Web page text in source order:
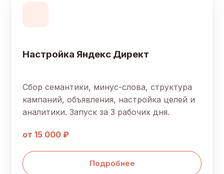
Настройка Яндекс Директ
Сбор семантики, минус-слова, структура
кампаний, объявления, настройка целей и
аналитики. Запуск за 3 рабочих дня.
от 15 000 ₽
Подробнее